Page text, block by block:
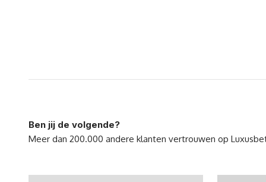
Ben jij de volgende?